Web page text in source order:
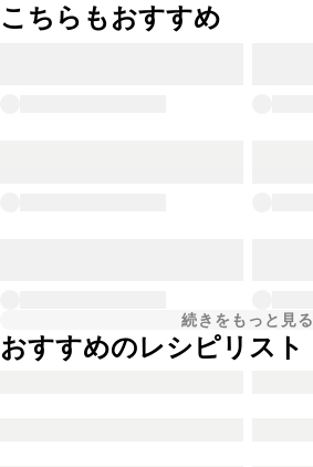
こちらもおすすめ
続きをもっと見る
おすすめのレシピリスト